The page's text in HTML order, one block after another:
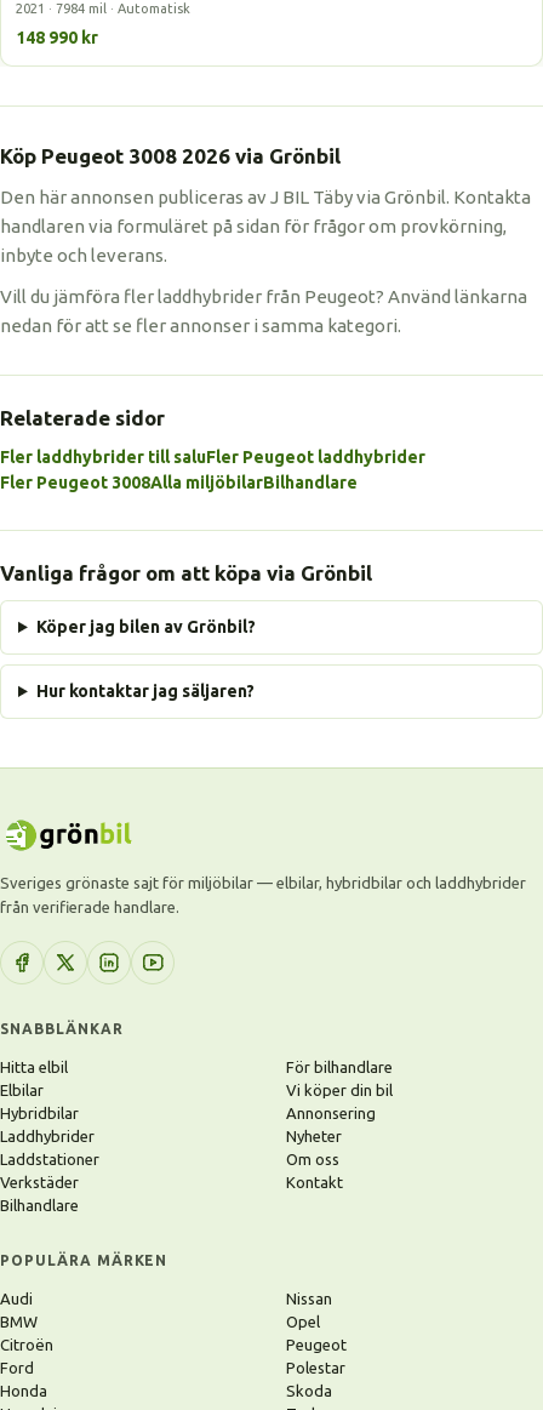
2021 · 7984 mil · Automatisk
148 990 kr
Köp Peugeot 3008 2026 via Grönbil
Den här annonsen publiceras av J BIL Täby via Grönbil. Kontakta
handlaren via formuläret på sidan för frågor om provkörning,
inbyte och leverans.
Vill du jämföra fler laddhybrider från Peugeot? Använd länkarna
nedan för att se fler annonser i samma kategori.
Relaterade sidor
Fler laddhybrider till saluFler Peugeot laddhybrider
Fler Peugeot 3008Alla miljöbilarBilhandlare
Vanliga frågor om att köpa via Grönbil
Köper jag bilen av Grönbil?
Hur kontaktar jag säljaren?
Sveriges grönaste sajt för miljöbilar — elbilar, hybridbilar och laddhybrider
från verifierade handlare.
SNABBLÄNKAR
Hitta elbil
Elbilar
Hybridbilar
Laddhybrider
Laddstationer
Verkstäder
Bilhandlare
För bilhandlare
Vi köper din bil
Annonsering
Nyheter
Om oss
Kontakt
POPULÄRA MÄRKEN
Audi
BMW
Citroën
Ford
Honda
Nissan
Opel
Peugeot
Polestar
Skoda